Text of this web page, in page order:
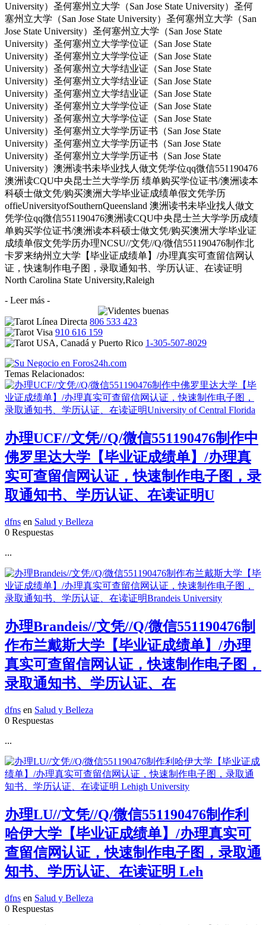
University）圣何塞州立大学（San Jose State University）圣何
塞州立大学（San Jose State University）圣何塞州立大学（San
Jose State University）圣何塞州立大学（San Jose State
University）圣何塞州立大学学位证（San Jose State
University）圣何塞州立大学学位证（San Jose State
University）圣何塞州立大学结业证（San Jose State
University）圣何塞州立大学结业证（San Jose State
University）圣何塞州立大学结业证（San Jose State
University）圣何塞州立大学学位证（San Jose State
University）圣何塞州立大学学位证（San Jose State
University）圣何塞州立大学学历证书（San Jose State
University）圣何塞州立大学学历证书（San Jose State
University）圣何塞州立大学学历证书（San Jose State
University）澳洲读书未毕业找人做文凭学位qq微信551190476
澳洲读CQU中央昆士兰大学学历 绩单购买学位证书/澳洲读本
科硕士做文凭/购买澳洲大学毕业证成绩单假文凭学历
offieUniversityofSouthernQueensland 澳洲读书未毕业找人做文
凭学位qq微信551190476澳洲读CQU中央昆士兰大学学历成绩
单购买学位证书/澳洲读本科硕士做文凭/购买澳洲大学毕业证
成绩单假文凭学历办理NCSU//文凭//Q/微信551190476制作北
卡罗来纳州立大学【毕业证成绩单】/办理真实可查留信网认
证，快速制作电子图，录取通知书、学历认证、在读证明
North Carolina State University,Raleigh
- Leer más -
806 533 423
910 616 159
1-305-507-8029
Temas Relacionados:
办理UCF//文凭//Q/微信551190476制作中
佛罗里达大学【毕业证成绩单】/办理真
实可查留信网认证，快速制作电子图，录
取通知书、学历认证、在读证明U
dfns en Salud y Belleza
0 Respuestas
...
办理Brandeis//文凭//Q/微信551190476制
作布兰戴斯大学【毕业证成绩单】/办理
真实可查留信网认证，快速制作电子图，
录取通知书、学历认证、在
dfns en Salud y Belleza
0 Respuestas
...
办理LU//文凭//Q/微信551190476制作利
哈伊大学【毕业证成绩单】/办理真实可
查留信网认证，快速制作电子图，录取通
知书、学历认证、在读证明 Leh
dfns en Salud y Belleza
0 Respuestas